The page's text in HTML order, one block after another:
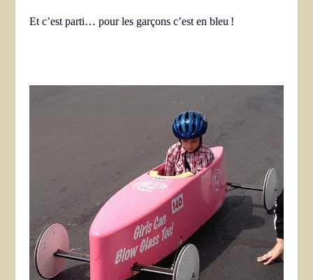
Et c’est parti… pour les garçons c’est en bleu !